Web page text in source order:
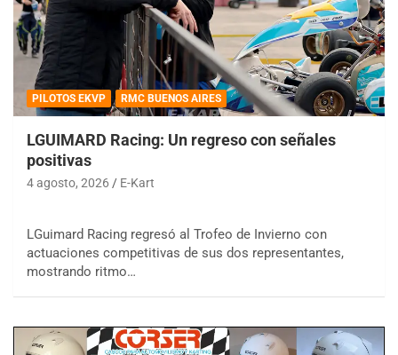
PILOTOS EKVP RMC BUENOS AIRES
LGUIMARD Racing: Un regreso con señales
positivas
4 agosto, 2026 E-Kart
LGuimard Racing regresó al Trofeo de Invierno con
actuaciones competitivas de sus dos representantes,
mostrando ritmo…